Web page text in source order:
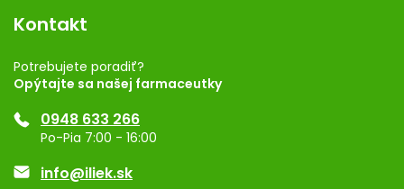
Rozhodnutie na prevádzku
Registrácia
Ponuka pre firmy
Značky
Kontakt
Potrebujete poradiť?
Opýtajte sa našej farmaceutky
0948 633 266
Po-Pia 7:00 - 16:00
info@iliek.sk